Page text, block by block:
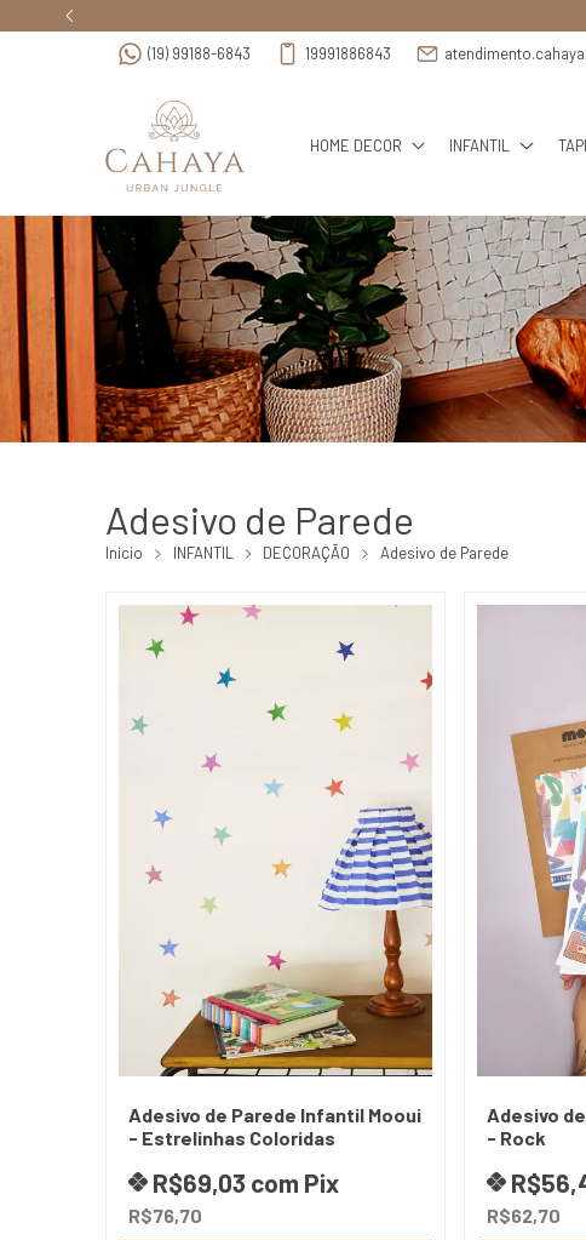
(19) 99188-6843 19991886843
HOME DECOR INFANTIL
Adesivo de Parede
Início INFANTIL DECORAÇÃO Adesivo de Parede
Adesivo de Parede Infantil Mooui
- Estrelinhas Coloridas
R$76,70
R$69,03 com Pix
Adesivo
- Rock
R$62,70